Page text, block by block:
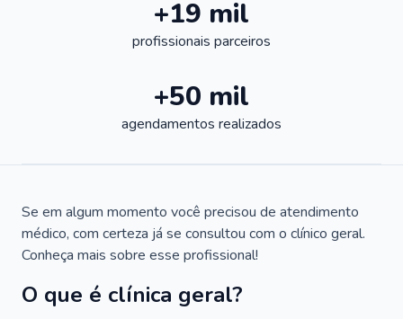
+19 mil
profissionais parceiros
+50 mil
agendamentos realizados
Se em algum momento você precisou de atendimento
médico, com certeza já se consultou com o clínico geral.
Conheça mais sobre esse profissional!
O que é clínica geral?